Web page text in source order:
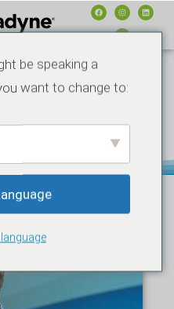
PRO
be speaking a
want to change to: